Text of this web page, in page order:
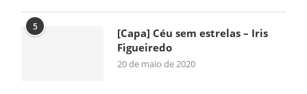
5
[Capa] Céu sem estrelas – Iris
Figueiredo
20 de maio de 2020